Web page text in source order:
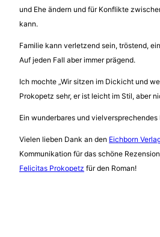
und Ehe ändern und für Konflikte
kann.
Familie kann verletzend sein, tröstend,
Auf jeden Fall aber immer prägend.
Ich mochte „Wir sitzen im Dickicht und
Prokopetz sehr, er ist leicht im Stil, aber
Ein wunderbares und vielversprechendes
Vielen lieben Dank an den Eichborn
Kommunikation für das schöne
Felicitas Prokopetz für den Roman!